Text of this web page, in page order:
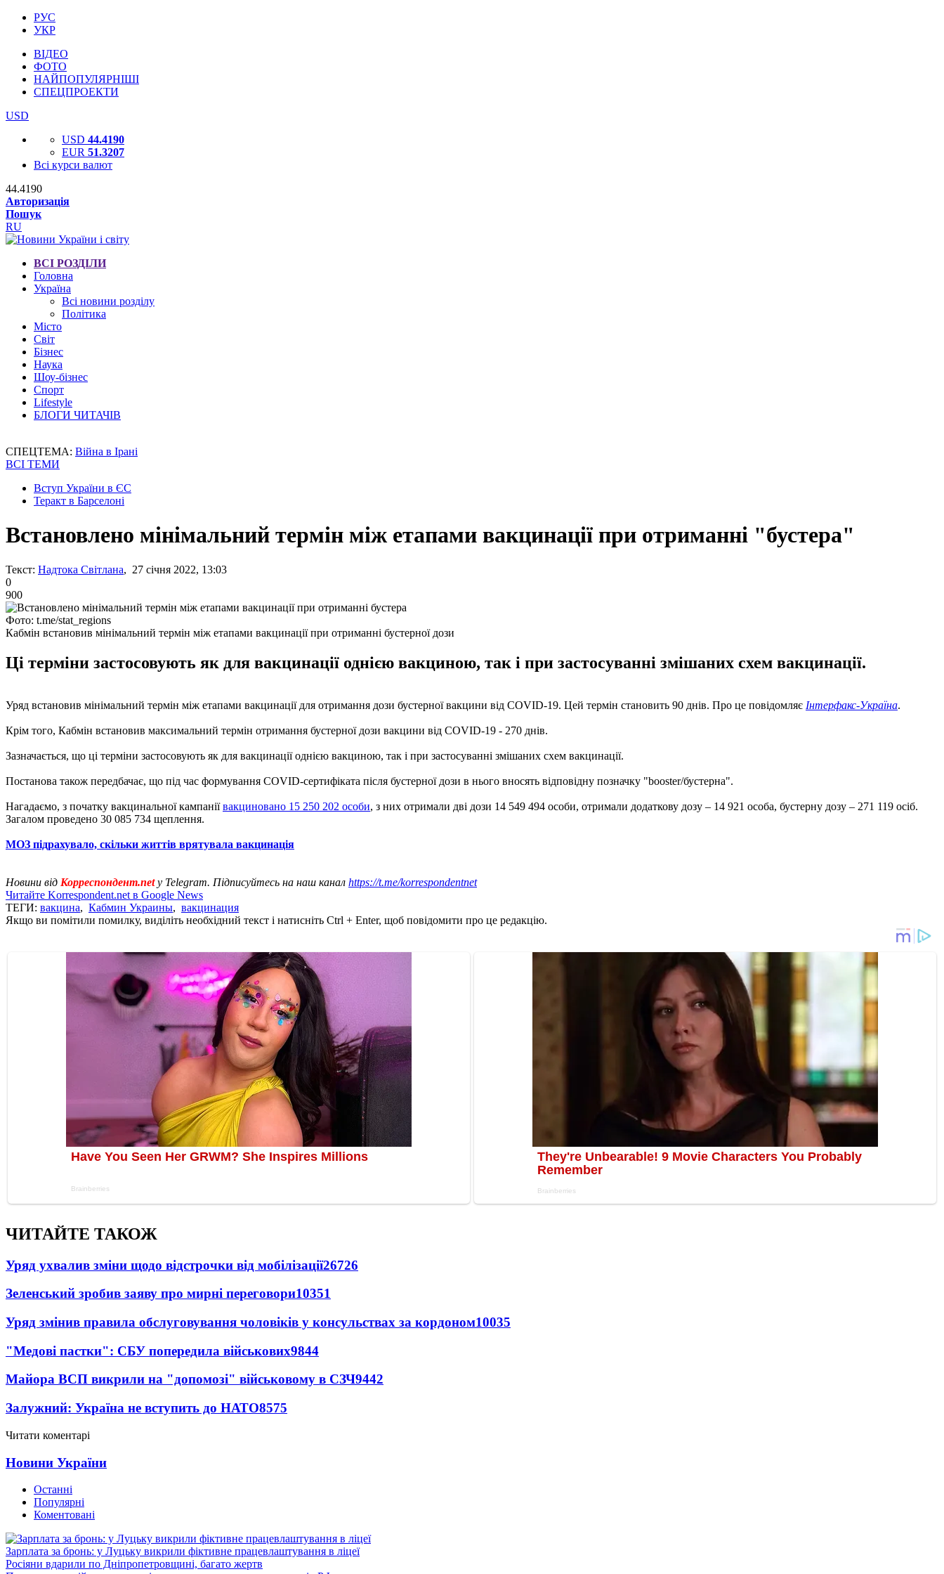
РУС
УКР
ВІДЕО
ФОТО
НАЙПОПУЛЯРНІШІ
СПЕЦПРОЕКТИ
USD
USD 44.4190
EUR 51.3207
Всі курси валют
44.4190
Авторизація
Пошук
RU
ВСІ РОЗДІЛИ
Головна
Україна
Всі новини розділу
Політика
Місто
Світ
Бізнес
Наука
Шоу-бізнес
Спорт
Lifestyle
БЛОГИ ЧИТАЧІВ
СПЕЦТЕМА: Війна в Ірані
ВСІ ТЕМИ
Вступ України в ЄС
Теракт в Барселоні
Встановлено мінімальний термін між етапами вакцинації при отриманні "бустера"
Текст: Надтока Світлана, 27 січня 2022, 13:03
0
900
Фото: t.me/stat_regions
Кабмін встановив мінімальний термін між етапами вакцинації при отриманні бустерної дози
Ці терміни застосовують як для вакцинації однією вакциною, так і при застосуванні змішаних схем вакцинації.
Уряд встановив мінімальний термін між етапами вакцинації для отримання дози бустерної вакцини від COVID-19. Цей термін становить 90 днів. Про це повідомляє Інтерфакс-Україна.
Крім того, Кабмін встановив максимальний термін отримання бустерної дози вакцини від COVID-19 - 270 днів.
Зазначається, що ці терміни застосовують як для вакцинації однією вакциною, так і при застосуванні змішаних схем вакцинації.
Постанова також передбачає, що під час формування COVID-сертифіката після бустерної дози в нього вносять відповідну позначку "booster/бустерна".
Нагадаємо, з початку вакцинальної кампаніївакциновано 15 250 202 особи, з них отримали дві дози 14 549 494 особи, отримали додаткову дозу – 14 921 особа, бустерну дозу – 271 119 осіб.
Загалом проведено 30 085 734 щеплення.
МОЗ підрахувало, скільки життів врятувала вакцинація
Новини від Корреспондент.netу Telegram. Підписуйтесь на наш канал https://t.me/korrespondentnet
Читайте Korrespondent.net в Google News
ТЕГИ: вакцина, Кабмин Украины, вакцинация
Якщо ви помітили помилку, виділіть необхідний текст і натисніть Ctrl + Enter, щоб повідомити про це редакцію.
ЧИТАЙТЕ ТАКОЖ
Уряд ухвалив зміни щодо відстрочки від мобілізації26726
Зеленський зробив заяву про мирні переговори10351
Уряд змінив правила обслуговування чоловіків у консульствах за кордоном10035
"Медові пастки": СБУ попередила військових9844
Майора ВСП викрили на "допомозі" військовому в СЗЧ9442
Залужний: Україна не вступить до НАТО8575
Читати коментарі
Новини України
Останні
Популярні
Коментовані
Зарплата за бронь: у Луцьку викрили фіктивне працевлаштування в ліцеї
Росіяни вдарили по Дніпропетровщині, багато жертв